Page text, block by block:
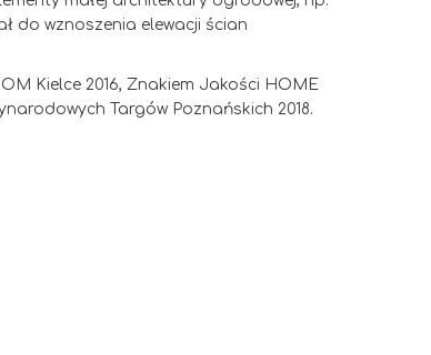
do wznoszenia elewacji ścian
Kielce 2016, Znakiem Jakości HOME
Targów Poznańskich 2018.